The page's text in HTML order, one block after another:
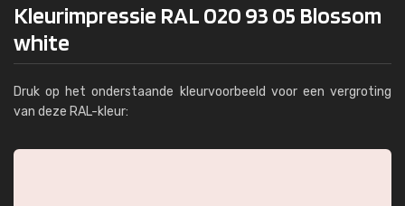
Kleurimpressie RAL 020 93 05 Blossom
white
Druk op het onderstaande kleurvoorbeeld voor een vergroting
van deze RAL-kleur: